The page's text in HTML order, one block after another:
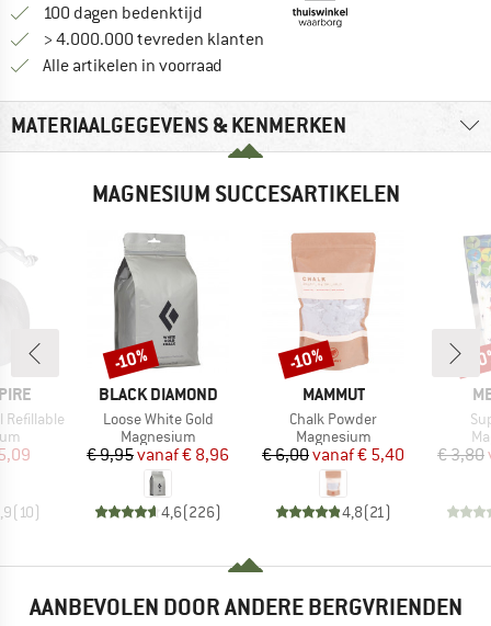
100 dagen bedenktijd Vind de betalingsinformatie hier!
> 4.000.000 tevreden klanten
Alle artikelen in voorraad
MATERIAALGEGEVENS & KENMERKEN
MAGNESIUM SUCCESARTIKELEN
Refillable
prijs
(10)
MERK
BLACK DIAMOND
Artikel
Loose White Gold
Productgroep
Magnesium
Prijs
€ 9,95 Verlaagde prijs
vanaf€ 8,96
4,6(226)
Korting
-10%
MERK
MAMMUT
Artikel
Chalk Powder
Productgroep
Magnesium
Prijs
€ 6,00 Verlaagde prijs
vanaf€ 5,40
4,8(21 )
Korting
-10%
€ 3,80
-
AANBEVOLEN DOOR ANDERE BERGVRIENDEN